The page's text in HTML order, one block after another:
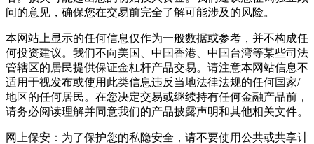
问的意见，确保您在交易前完全了解可能涉及的风险。
本网站上显示的任何信息仅作为一般数据或参考，并不构成任
何投资建议。我们不向美国、中国香港、中国台湾等某些司法
管辖区的居民提供保证金杠杆产品交易。请注意本网站信息不
适用于视发布或使用此类信息违反当地法律法规的任何国家/
地区的任何居民。在您决定交易或继续持有任何金融产品前，
请务必阅读理解并同意我们的产品披露声明和其他相关文件。
网上保安：为了保护您的私隐安全，请不要使用公共或共享计